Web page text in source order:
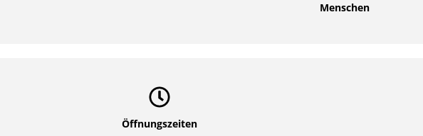
Menschen
Öffnungszeiten